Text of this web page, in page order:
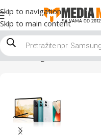
Skip to navigation
Skip to main content
Početna Trgovina Stranica 9